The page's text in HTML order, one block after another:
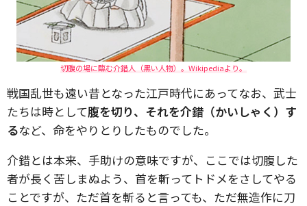
切腹の場に臨む介錯人（黒い人物）。Wikipediaより。
戦国乱世も遠い昔となった江戸時代にあってなお、武士
たちは時として腹を切り、それを介錯（かいしゃく）す
るなど、命をやりとりしたものでした。
介錯とは本来、手助けの意味ですが、ここでは切腹した
者が長く苦しまぬよう、首を斬ってトドメをさしてやる
ことですが、ただ首を斬ると言っても、ただ無造作に刀